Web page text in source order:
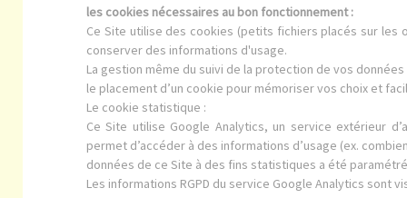
les cookies nécessaires au bon fonctionnement :
Ce Site utilise des cookies (petits fichiers placés sur
conserver des informations d'usage.
La gestion même du suivi de la protection de vos
le placement d’un cookie pour mémoriser vos choix et
Le cookie statistique :
Ce Site utilise Google Analytics, un service extérieur
permet d’accéder à des informations d’usage (ex.
données de ce Site à des fins statistiques a été
Les informations RGPD du service Google Analytics sont